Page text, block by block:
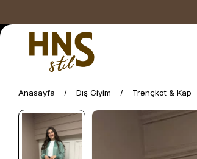
Anasayfa Dış Giyim Trençkot & Kap